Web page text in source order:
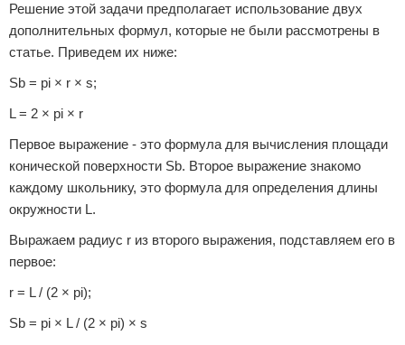
Решение этой задачи предполагает использование двух
дополнительных формул, которые не были рассмотрены в
статье. Приведем их ниже:
Sb = pi × r × s;
L = 2 × pi × r
Первое выражение - это формула для вычисления площади
конической поверхности Sb. Второе выражение знакомо
каждому школьнику, это формула для определения длины
окружности L.
Выражаем радиус r из второго выражения, подставляем его в
первое:
r = L / (2 × pi);
Sb = pi × L / (2 × pi) × s